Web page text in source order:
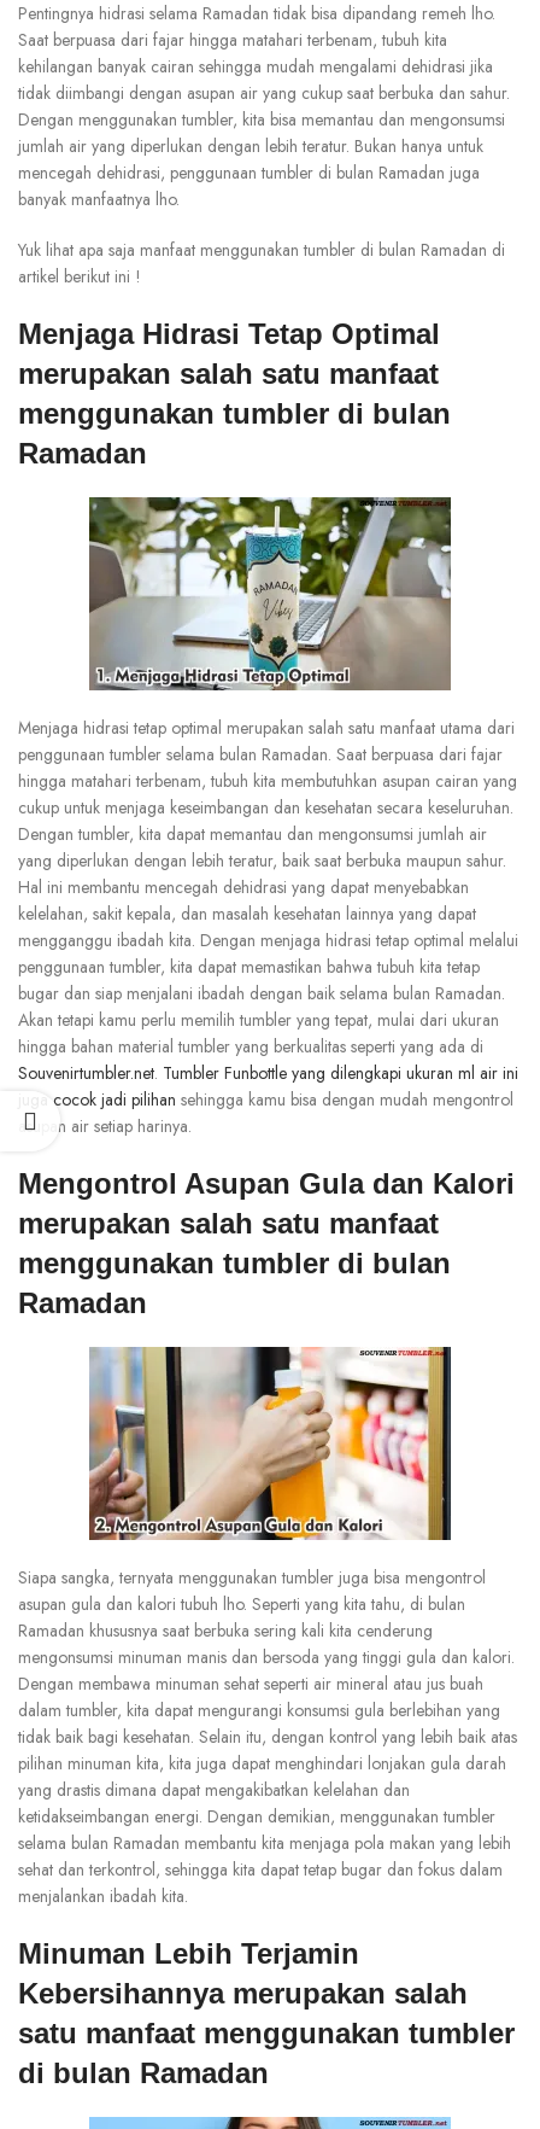
Pentingnya hidrasi selama Ramadan tidak bisa dipandang remeh lho.
Saat berpuasa dari fajar hingga matahari terbenam, tubuh kita
kehilangan banyak cairan sehingga mudah mengalami dehidrasi jika
tidak diimbangi dengan asupan air yang cukup saat berbuka dan sahur.
Dengan menggunakan tumbler, kita bisa memantau dan mengonsumsi
jumlah air yang diperlukan dengan lebih teratur. Bukan hanya untuk
mencegah dehidrasi, penggunaan tumbler di bulan Ramadan juga
banyak manfaatnya lho.
Yuk lihat apa saja manfaat menggunakan tumbler di bulan Ramadan di
artikel berikut ini !
Menjaga Hidrasi Tetap Optimal
merupakan salah satu manfaat
menggunakan tumbler di bulan
Ramadan
Menjaga hidrasi tetap optimal merupakan salah satu manfaat utama dari
penggunaan tumbler selama bulan Ramadan. Saat berpuasa dari fajar
hingga matahari terbenam, tubuh kita membutuhkan asupan cairan yang
cukup untuk menjaga keseimbangan dan kesehatan secara keseluruhan.
Dengan tumbler, kita dapat memantau dan mengonsumsi jumlah air
yang diperlukan dengan lebih teratur, baik saat berbuka maupun sahur.
Hal ini membantu mencegah dehidrasi yang dapat menyebabkan
kelelahan, sakit kepala, dan masalah kesehatan lainnya yang dapat
mengganggu ibadah kita. Dengan menjaga hidrasi tetap optimal melalui
penggunaan tumbler, kita dapat memastikan bahwa tubuh kita tetap
bugar dan siap menjalani ibadah dengan baik selama bulan Ramadan.
Akan tetapi kamu perlu memilih tumbler yang tepat, mulai dari ukuran
hingga bahan material tumbler yang berkualitas seperti yang ada di
Souvenirtumbler.net. Tumbler Funbottle yang dilengkapi ukuran ml air ini
juga cocok jadi pilihan sehingga kamu bisa dengan mudah mengontrol
asupan air setiap harinya.
Mengontrol Asupan Gula dan Kalori
merupakan salah satu manfaat
menggunakan tumbler di bulan
Ramadan
Siapa sangka, ternyata menggunakan tumbler juga bisa mengontrol
asupan gula dan kalori tubuh lho. Seperti yang kita tahu, di bulan
Ramadan khususnya saat berbuka sering kali kita cenderung
mengonsumsi minuman manis dan bersoda yang tinggi gula dan kalori.
Dengan membawa minuman sehat seperti air mineral atau jus buah
dalam tumbler, kita dapat mengurangi konsumsi gula berlebihan yang
tidak baik bagi kesehatan. Selain itu, dengan kontrol yang lebih baik atas
pilihan minuman kita, kita juga dapat menghindari lonjakan gula darah
yang drastis dimana dapat mengakibatkan kelelahan dan
ketidakseimbangan energi. Dengan demikian, menggunakan tumbler
selama bulan Ramadan membantu kita menjaga pola makan yang lebih
sehat dan terkontrol, sehingga kita dapat tetap bugar dan fokus dalam
menjalankan ibadah kita.
Minuman Lebih Terjamin
Kebersihannya merupakan salah
satu manfaat menggunakan tumbler
di bulan Ramadan